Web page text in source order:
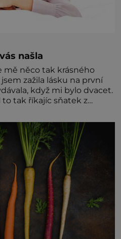
našla
mě něco tak krásného
zažila lásku na první
když mi bylo dvacet.
to tak říkajíc sňatek z
nám oběma moc
že